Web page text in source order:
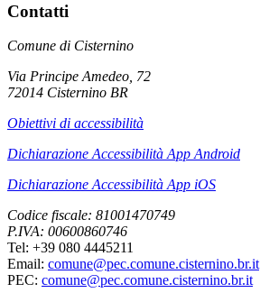
Contatti
Comune di Cisternino
Via Principe Amedeo, 72
72014 Cisternino BR
Obiettivi di accessibilità
Dichiarazione Accessibilità App Android
Dichiarazione Accessibilità App iOS
Codice fiscale: 81001470749
P.IVA: 00600860746
Tel: +39 080 4445211
Email: comune@pec.comune.cisternino.br.it
PEC: comune@pec.comune.cisternino.br.it